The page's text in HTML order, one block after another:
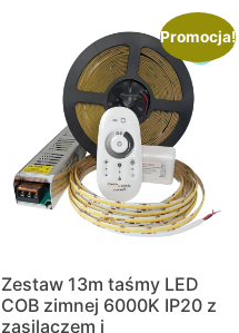
Promocja!
Zestaw 13m taśmy LED
COB zimnej 6000K IP20 z
zasilaczem i